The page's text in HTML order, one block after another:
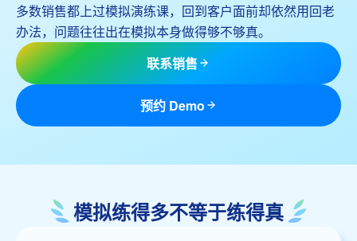
多数销售都上过模拟演练课，回到客户面前却依然用回老
办法，问题往往出在模拟本身做得够不够真。
联系销售
预约 Demo
模拟练得多不等于练得真